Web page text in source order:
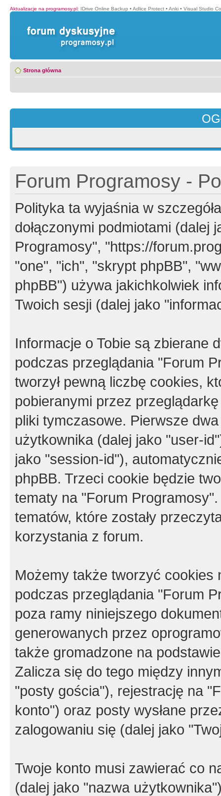
Aktualizacje na programosy.pl: IDrive Online Backup • Adlice Protect • Anki • Visual Studio
Strona główna
Forum Programosy -
Polityka ta wyjaśnia w
dołączonymi podmiotami (dalej
Programosy", "https://
"one", "ich", "skrypt phpBB",
phpBB") używa jakichkolwiek
Twoich sesji (dalej jako
Informacje o Tobie są zbierane
podczas przeglądania "Forum
tworzył pewną liczbę cookies,
pobieranymi przez
pliki tymczasowe. Pierwsze
użytkownika (dalej jako "user-
jako "session-id"),
phpBB. Trzeci cookie będzie
tematy na "Forum
tematów, które zostały
korzystania z forum.
Możemy także tworzyć cookies
podczas przeglądania "Forum
poza ramy niniejszego
generowanych przez
także gromadzone na
Zalicza się do tego między
"posty gościa"), rejestrację na
konto") oraz posty wysłane
zalogowaniu się (dalej jako
Twoje konto musi zawierać co
(dalej jako "nazwa